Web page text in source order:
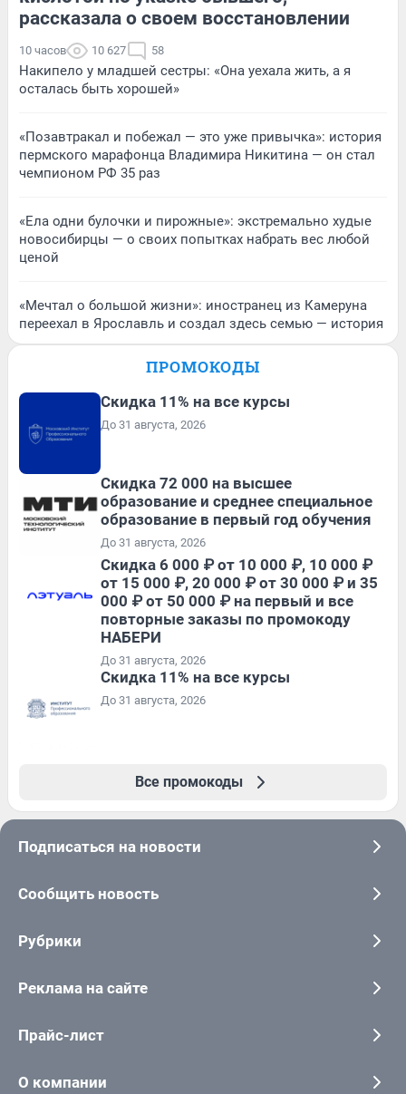
рассказала о своем восстановлении
10 часов 10 627 58
Накипело у младшей сестры: «Она уехала жить, а я
осталась быть хорошей»
«Позавтракал и побежал — это уже привычка»: история
пермского марафонца Владимира Никитина — он стал
чемпионом РФ 35 раз
«Ела одни булочки и пирожные»: экстремально худые
новосибирцы — о своих попытках набрать вес любой
ценой
«Мечтал о большой жизни»: иностранец из Камеруна
переехал в Ярославль и создал здесь семью — история
ПРОМОКОДЫ
Скидка 11% на все курсы
До 31 августа, 2026
Скидка 72 000 на высшее
образование и среднее специальное
образование в первый год обучения
До 31 августа, 2026
Скидка 6 000 ₽ от 10 000 ₽, 10 000 ₽
от 15 000 ₽, 20 000 ₽ от 30 000 ₽ и 35
000 ₽ от 50 000 ₽ на первый и все
повторные заказы по промокоду
НАБЕРИ
До 31 августа, 2026
Скидка 11% на все курсы
До 31 августа, 2026
Все промокоды
Подписаться на новости
Сообщить новость
Рубрики
Реклама на сайте
Прайс-лист
О компании